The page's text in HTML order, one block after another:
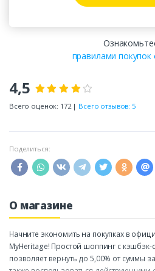
правилами покупок
4,5
Всего оценок: 172 | Всего отзывов: 5
Поделиться:
О магазине
Начните экономить на покупках в
MyHeritage! Простой шоппинг с
позволяет вернуть до 5,00% от суммы